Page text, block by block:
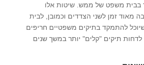
בבית משפט של ממש. שיטות אלו
מאוד זמן לשני הצדדים וכמובן, לבית
להתמקד בתיקים משפטיים חריפים
לדחות תיקים "קלים" יותר במשך שנים